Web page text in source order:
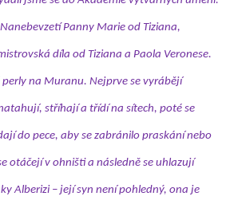
Panny Marie od Tiziana,
díla od Tiziana a Paola Veronese.
na Muranu. Nejprve se vyrábějí
stříhají a třídí na sítech, poté se
do pece, aby se zabránilo praskání nebo
otáčejí v ohništi a následně se uhlazují
Alberizi – její syn není pohledný, ona je